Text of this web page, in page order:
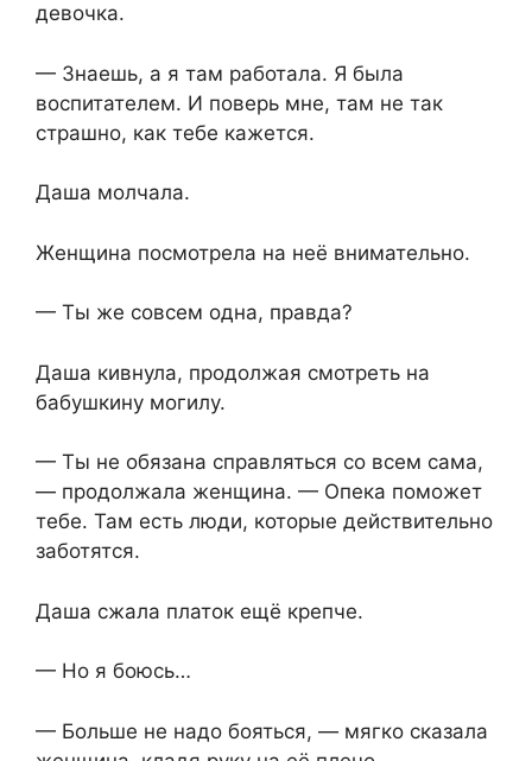
девочка.
— Знаешь, а я там работала. Я была
воспитателем. И поверь мне, там не так
страшно, как тебе кажется.
Даша молчала.
Женщина посмотрела на неё внимательно.
— Ты же совсем одна, правда?
Даша кивнула, продолжая смотреть на
бабушкину могилу.
— Ты не обязана справляться со всем сама,
— продолжала женщина. — Опека поможет
тебе. Там есть люди, которые действительно
заботятся.
Даша сжала платок ещё крепче.
— Но я боюсь…
— Больше не надо бояться, — мягко сказала